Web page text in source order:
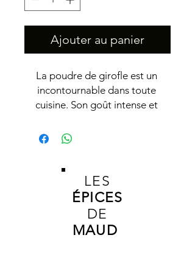
Ajouter au panier
La poudre de girofle est un
incontournable dans toute
cuisine. Son goût intense et
chaleur à de nombreux plats.
plats mijotés. Le girofle en
poudre est également parfait
pour assaisonner les viandes, les
légumes et les sauces. Ajoutez
une pincée de cette épice à vos
LES
ÉPICES
DE
MAUD